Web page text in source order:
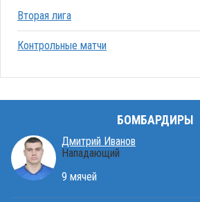
Вторая лига
Контрольные матчи
БОМБАРДИРЫ
Дмитрий Иванов
Нападающий
9 мячей